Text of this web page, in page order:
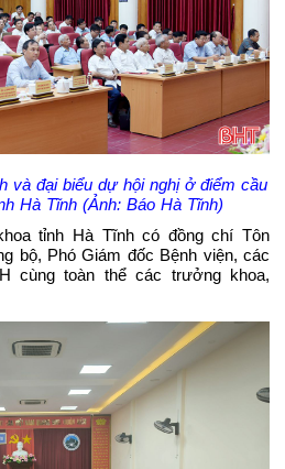
và đại biểu dự hội nghị ở điểm cầu
Hà Tĩnh (Ảnh: Báo Hà Tĩnh)
tỉnh Hà Tĩnh có đồng chí Tôn
bộ, Phó Giám đốc Bệnh viện, các
cùng toàn thể các trưởng khoa,